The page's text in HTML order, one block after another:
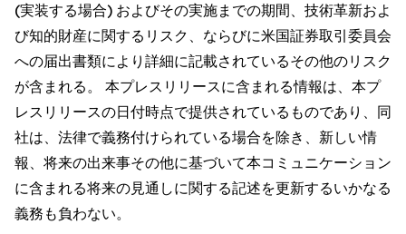
(実装する場合) およびその実施までの期間、技術革新およ
び知的財産に関するリスク、ならびに米国証券取引委員会
への届出書類により詳細に記載されているその他のリスク
が含まれる。 本プレスリリースに含まれる情報は、本プ
レスリリースの日付時点で提供されているものであり、同
社は、法律で義務付けられている場合を除き、新しい情
報、将来の出来事その他に基づいて本コミュニケーション
に含まれる将来の見通しに関する記述を更新するいかなる
義務も負わない。